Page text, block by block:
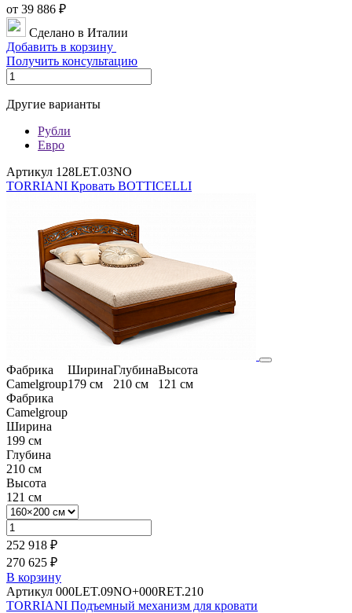
от 39 886 ₽
Сделано в Италии
Добавить в корзину
Получить консультацию
Другие варианты
Рубли
Евро
Артикул 128LET.03NO
TORRIANI Кровать BOTTICELLI
Фабрика
Camelgroup
Ширина
179 см
Глубина
210 см
Высота
121 см
Фабрика
Camelgroup
Ширина
199 см
Глубина
210 см
Высота
121 см
252 918 ₽
270 625 ₽
В корзину
Артикул 000LET.09NO+000RET.210
TORRIANI Подъемный механизм для кровати